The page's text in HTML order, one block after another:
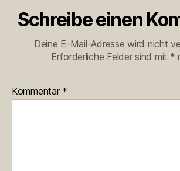
Schreibe einen
Deine E-Mail-Adresse wird nicht
Erforderliche Felder sind mit *
Kommentar *